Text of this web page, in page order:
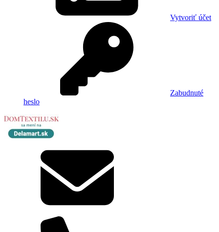
Vytvoriť účet
Zabudnuté
heslo